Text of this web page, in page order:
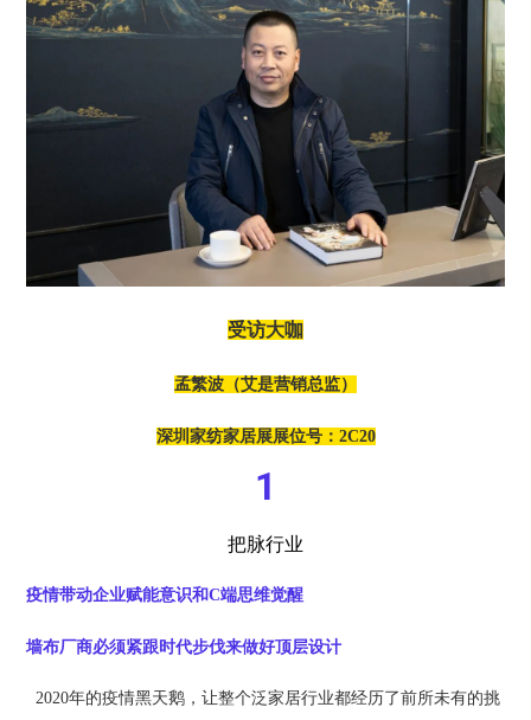
受访大咖
孟繁波（艾是营销总监）
深圳家纺家居展展位号：2C20
1
把脉行业
疫情带动企业赋能意识和C端思维觉醒
墙布厂商必须紧跟时代步伐来做好顶层设计
2020年的疫情黑天鹅，让整个泛家居行业都经历了前所未有的挑